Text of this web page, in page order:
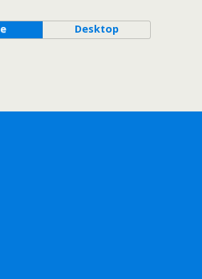
Desktop